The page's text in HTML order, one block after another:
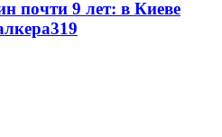
почти 9 лет: в Киеве
319